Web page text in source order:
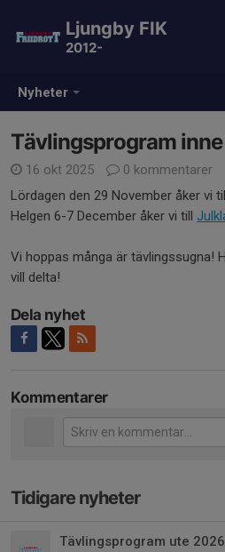
Nyheter
Ljungby FIK
2012-
Tävlingsprogram
16 okt 2025
0 kommentarer
Lördagen den 29 November åker vi
Helgen 6-7 December åker vi till
Vi hoppas många är tävlingssugna!
vill delta!
Dela nyhet
Kommentarer
Tidigare nyheter
Tävlingsprogram ute 2026